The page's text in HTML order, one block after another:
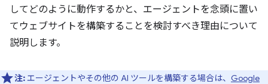
してどのように動作するかと、エージェントを念頭に置い
てウェブサイトを構築することを検討すべき理由について
説明します。
注:エージェントやその他の AI ツールを構築する場合は、 Google